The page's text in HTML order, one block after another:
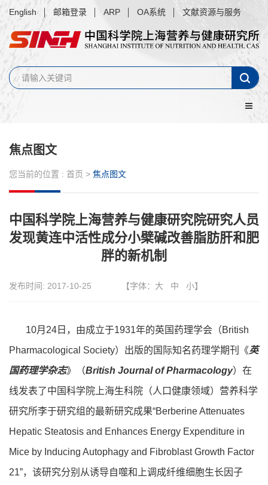
English 邮箱登录 ARP OA系统 文献资源与服务
焦点图文
您当前的位置 : 首页 > 焦点图文
中国科学院上海营养与健康研究院研究人员
发现黄连中活性成分小檗碱改善脂肪肝和肥
胖的新机制
发布时间: 2017-10-25 【字体： 大 中 小】
10月24日，由成立于1931年的英国药理学会（British
Pharmacological Society）出版的国际知名药理学期刊《英
国药理学杂志》（British Journal of Pharmacology）在
线发表了中国科学院上海生科院（人口健康领域）营养科学
研究所李于研究组的最新研究成果“Berberine Attenuates
Hepatic Steatosis and Enhances Energy Expenditure in
Mice by Inducing Autophagy and Fibroblast Growth Factor
21”，该研究分别从诱导自噬和上调成纤维细胞生长因子